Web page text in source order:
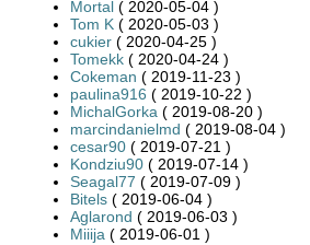
Mortal ( 2020-05-04 )
Tom K ( 2020-05-03 )
cukier ( 2020-04-25 )
Tomekk ( 2020-04-24 )
Cokeman ( 2019-11-23 )
paulina916 ( 2019-10-22 )
MichalGorka ( 2019-08-20 )
marcindanielmd ( 2019-08-04 )
cesar90 ( 2019-07-21 )
Kondziu90 ( 2019-07-14 )
Seagal77 ( 2019-07-09 )
Bitels ( 2019-06-04 )
Aglarond ( 2019-06-03 )
Miiija ( 2019-06-01 )